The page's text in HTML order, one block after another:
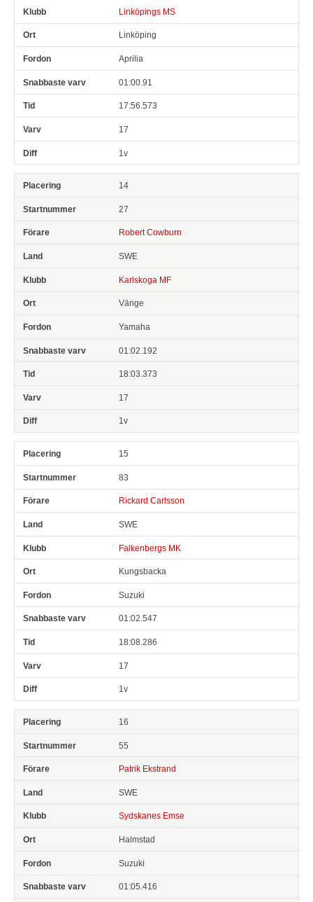
Linköpings MS
Linköping
Aprilia
01:00.91
17:56.573
17
1v
14
27
Robert Cowburn
SWE
Karlskoga MF
Vänge
Yamaha
01:02.192
18:03.373
17
1v
15
83
Rickard Carlsson
SWE
Falkenbergs MK
Kungsbacka
Suzuki
01:02.547
18:08.286
17
1v
16
55
Patrik Ekstrand
SWE
Sydskanes Emse
Halmstad
Suzuki
01:05.416